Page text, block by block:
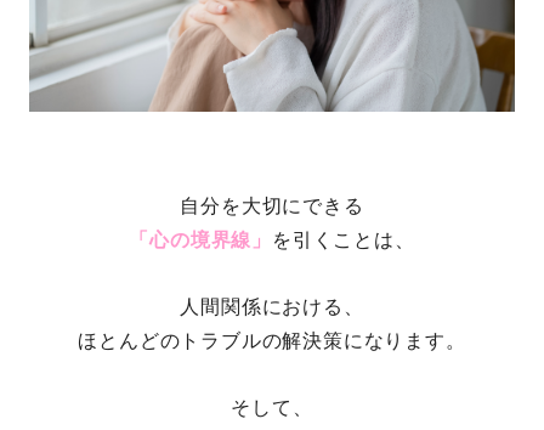
自分を大切にできる
「心の境界線」
を引くことは、
人間関係における、
ほとんどのトラブルの解決策になります。
そして、